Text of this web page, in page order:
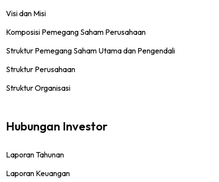
Visi dan Misi
Komposisi Pemegang Saham Perusahaan
Struktur Pemegang Saham Utama dan Pengendali
Struktur Perusahaan
Struktur Organisasi
Hubungan Investor
Laporan Tahunan
Laporan Keuangan